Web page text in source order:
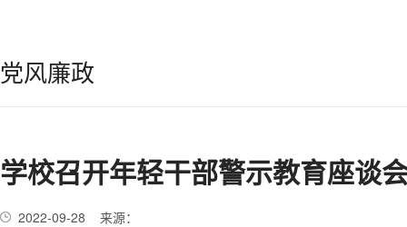
党风廉政
学校召开年轻干部警示教育座谈
2022-09-28 来源：